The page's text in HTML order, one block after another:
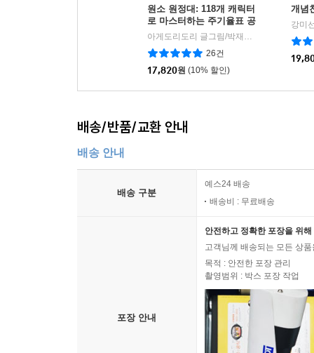
원소 원정대: 118개 캐릭터
로 마스터하는 주기율표 공
략집
아게도리도리 글그림/박재현 역/장홍제 감수
|
26건
17,820원 (10% 할인)
개념
강미
배송/반품/교환 안내
배송 안내
배송 구분
예스24 배송
배송비 : 무료배송
포장 안내
안전하고 정확한 포장을 위
고객님께 배송되는 모든 상
목적 : 안전한 포장 관리
촬영범위 : 박스 포장 작업